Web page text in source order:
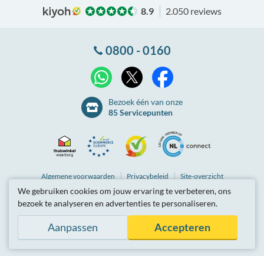
8.9 2.050 reviews
0800 - 0160
WhatsApp
Bezoek één van onze
85 Servicepunten
WaarborgEurope
Algemenevoorwaarden Privacybeleid Site-overzicht
Partnerprogramma Tarieven zijn inclusief btw.
© Breedbandwinkel BV 2003 - 2026, Berkel en Rodenrijs
We gebruiken cookies om jouw ervaring te verbeteren, ons
bezoek te analyseren en advertenties te personaliseren.
Aanpassen Accepteren